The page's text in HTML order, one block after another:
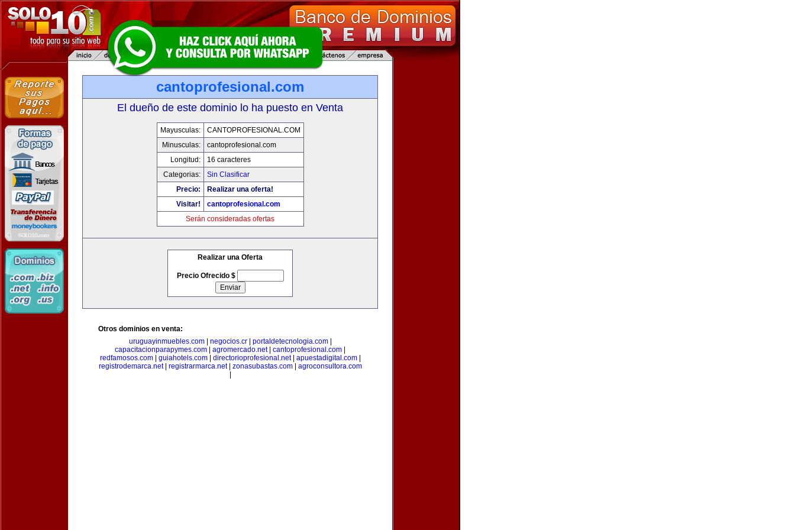
cantoprofesional.com
El dueño de este dominio lo ha puesto en Venta
Mayusculas:
CANTOPROFESIONAL.COM
Minusculas:
cantoprofesional.com
Longitud:
16 caracteres
Categorias:
Sin Clasificar
Precio:
Realizar una oferta!
Visitar!
cantoprofesional.com
Serán consideradas ofertas
Realizar una Oferta
Precio Ofrecido $
Otros dominios en venta:
uruguayinmuebles.com| negocios.cr| portaldetecnologia.com|
capacitacionparapymes.com
agromercado.net| cantoprofesional.com
redfamosos.com| guiahotels.com| directorioprofesional.net| apuestadigital.com|
registrodemarca.net| registrarmarca.net| zonasubastas.com| agroconsultora.com